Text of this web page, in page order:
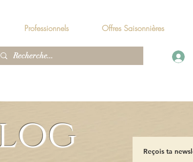
Professionnels Offres Saisonnières